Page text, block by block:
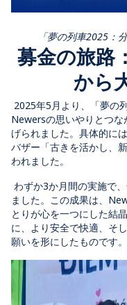
「夢の列車2025：
募金の旅路
から
2025年5月より、「夢の
Newersの思いやりとつ
げられました。 具体的に
バザー「古きを活かし、
われました。
わずか3か月間の実施で
ました。この成果は、
とりが心を一つにした結
に、より安全で快適、そ
願いを形にしたものです。